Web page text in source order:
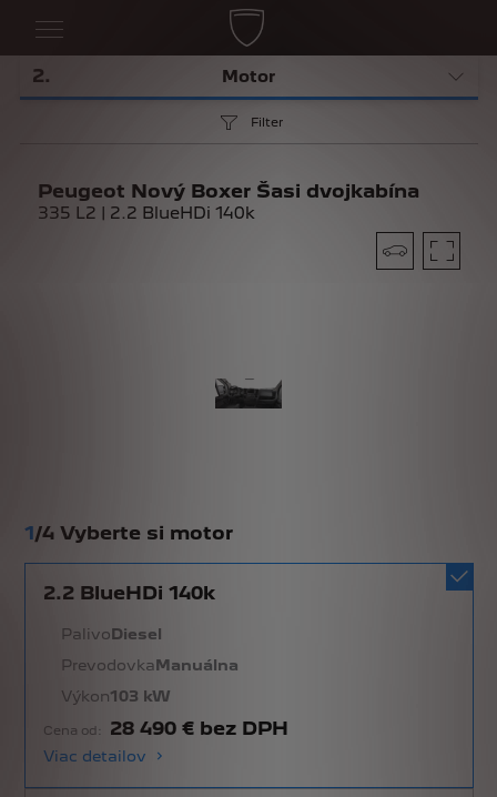
2. Motor
Filter
Peugeot Nový Boxer Šasi dvojkabína
335 L2 | 2.2 BlueHDi 140k
1/4 Vyberte si motor
2.2 BlueHDi 140k
PalivoDiesel
PrevodovkaManuálna
Výkon103 kW
Cena od: 28 490 € bez DPH
Viac detailov